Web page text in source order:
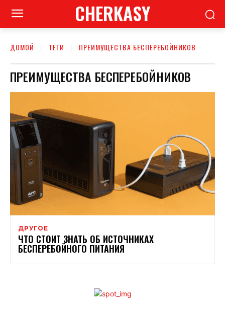
CHERKASY
ДОМОЙ ТЕГИ ПРЕИМУЩЕСТВА БЕСПЕРЕБОЙНИКОВ
ПРЕИМУЩЕСТВА БЕСПЕРЕБОЙНИКОВ
ДРУГОЕ
ЧТО СТОИТ ЗНАТЬ ОБ ИСТОЧНИКАХ
БЕСПЕРЕБОЙНОГО ПИТАНИЯ